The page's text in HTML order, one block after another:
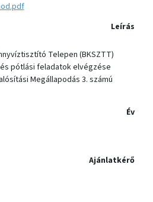
Leírás
Telepen (BKSZTT)
pótlási feladatok elvégzése
Megállapodás 3. számú
Év
Ajánlatkérő